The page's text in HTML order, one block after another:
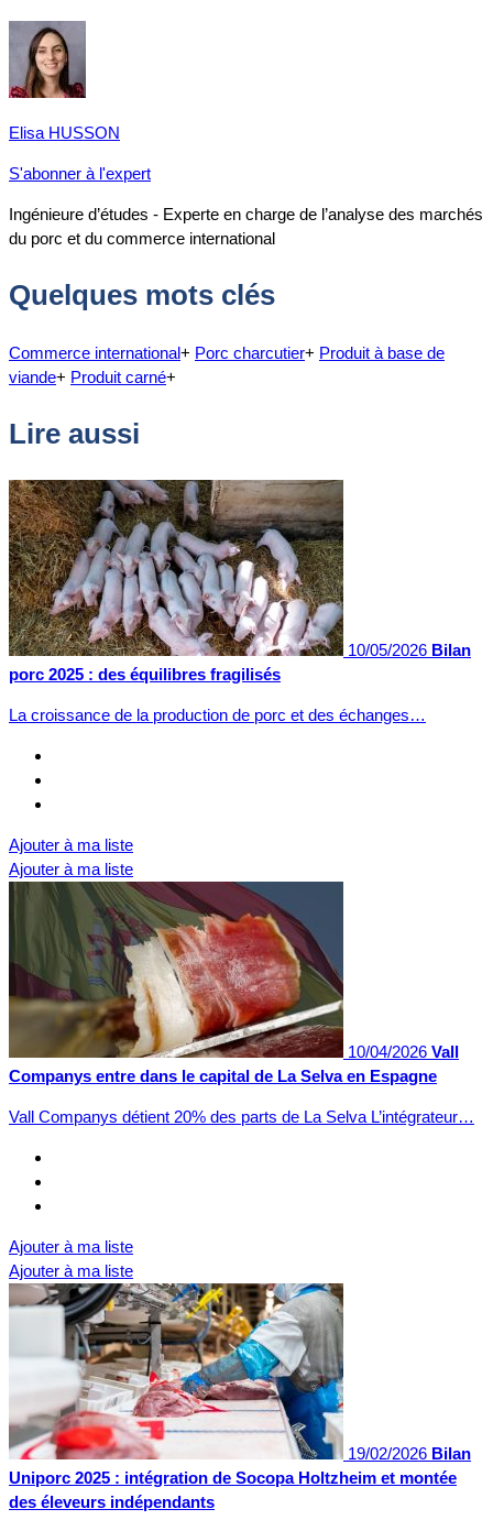
Elisa HUSSON
S'abonner à l'expert
Ingénieure d’études - Experte en charge de l’analyse des marchés
du porc et du commerce international
Quelques mots clés
Commerce international+ Porc charcutier+ Produit à base de
viande+ Produit carné+
Lire aussi
10/05/2026 Bilan
porc 2025 : des équilibres fragilisés
La croissance de la production de porc et des échanges…
Ajouter à ma liste
Ajouter à ma liste
10/04/2026 Vall
Companys entre dans le capital de La Selva en Espagne
Vall Companys détient 20% des parts de La Selva L’intégrateur…
Ajouter à ma liste
Ajouter à ma liste
19/02/2026 Bilan
Uniporc 2025 : intégration de Socopa Holtzheim et montée
des éleveurs indépendants